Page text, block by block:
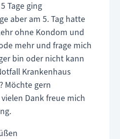
Tage ging
aber am 5. Tag hatte
ohne Kondom und
mehr und frage mich
bin oder nicht kann
Krankenhaus
Möchte gern
Dank freue mich